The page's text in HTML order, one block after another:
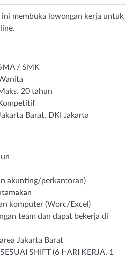
ini membuka lowongan kerja untuk
/ SMK
20 tahun
Barat, DKI Jakarta
akunting/perkantoran)
komputer (Word/Excel)
team dan dapat bekerja di
Jakarta Barat
SHIFT (6 HARI KERJA, 1